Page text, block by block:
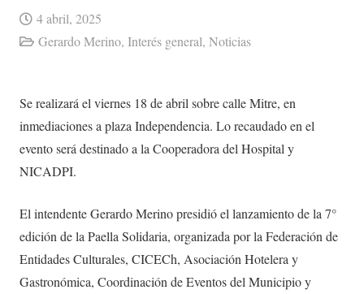
4 abril, 2025
Gerardo Merino, Interés general, Noticias
Se realizará el viernes 18 de abril sobre calle Mitre, en
inmediaciones a plaza Independencia. Lo recaudado en el
evento será destinado a la Cooperadora del Hospital y
NICADPI.
El intendente Gerardo Merino presidió el lanzamiento de la 7°
edición de la Paella Solidaria, organizada por la Federación de
Entidades Culturales, CICECh, Asociación Hotelera y
Gastronómica, Coordinación de Eventos del Municipio y